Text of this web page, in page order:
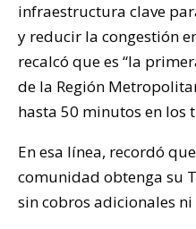
infraestructura clave
y reducir la congestión
recalcó que es “la
de la Región Me
hasta 50 minutos en los
En esa línea, recordó que
comunidad obtenga su
sin cobros adicionales ni